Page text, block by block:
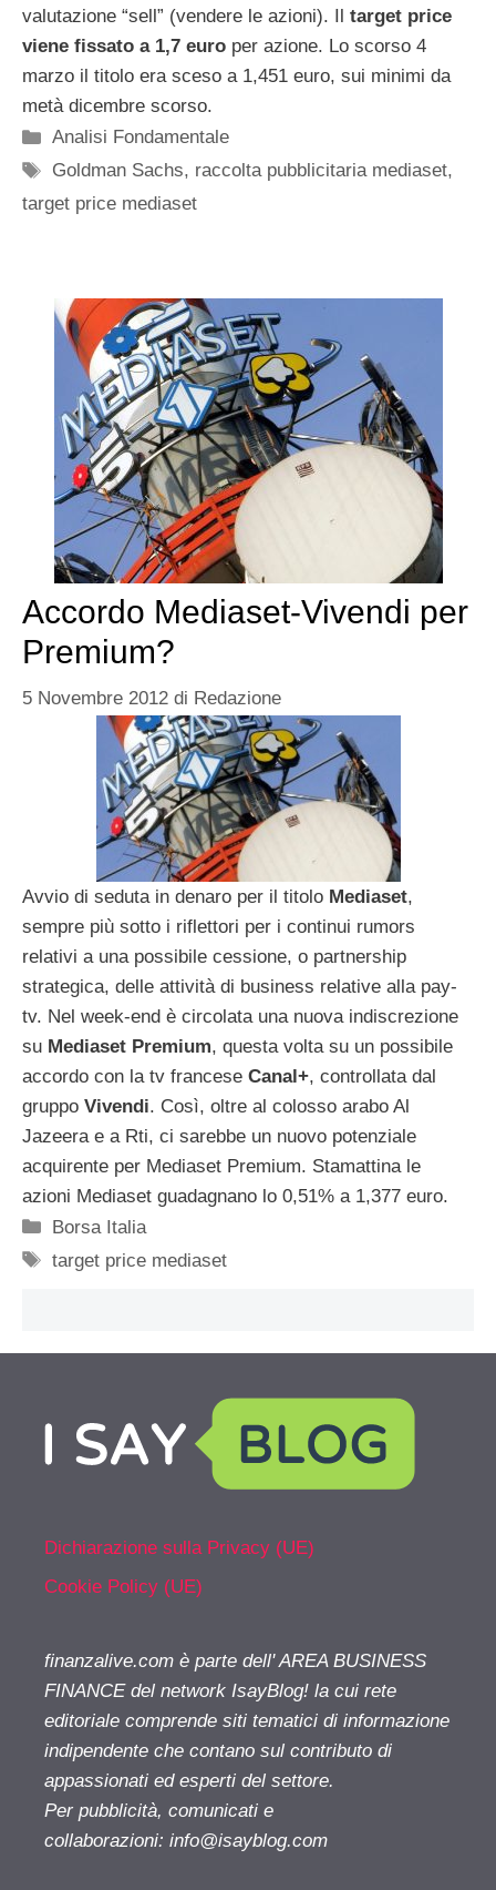
valutazione “sell” (vendere le azioni). Il target price
viene fissato a 1,7 euro per azione. Lo scorso 4
marzo il titolo era sceso a 1,451 euro, sui minimi da
metà dicembre scorso.
Categorie
Analisi Fondamentale
Tag
Goldman Sachs, raccolta pubblicitaria mediaset,
target price mediaset
Accordo Mediaset-Vivendi per
Premium?
5 Novembre 2012 di Redazione
Avvio di seduta in denaro per il titolo Mediaset,
sempre più sotto i riflettori per i continui rumors
relativi a una possibile cessione, o partnership
strategica, delle attività di business relative alla pay-
tv. Nel week-end è circolata una nuova indiscrezione
su Mediaset Premium, questa volta su un possibile
accordo con la tv francese Canal+, controllata dal
gruppo Vivendi. Così, oltre al colosso arabo Al
Jazeera e a Rti, ci sarebbe un nuovo potenziale
acquirente per Mediaset Premium. Stamattina le
azioni Mediaset guadagnano lo 0,51% a 1,377 euro.
Categorie
Borsa Italia
Tag
target price mediaset
Dichiarazione sulla Privacy (UE)
Cookie Policy (UE)
finanzalive.com è parte dell' AREA BUSINESS
FINANCE del network IsayBlog! la cui rete
editoriale comprende siti tematici di informazione
indipendente che contano sul contributo di
appassionati ed esperti del settore.
Per pubblicità, comunicati e
collaborazioni: info@isayblog.com